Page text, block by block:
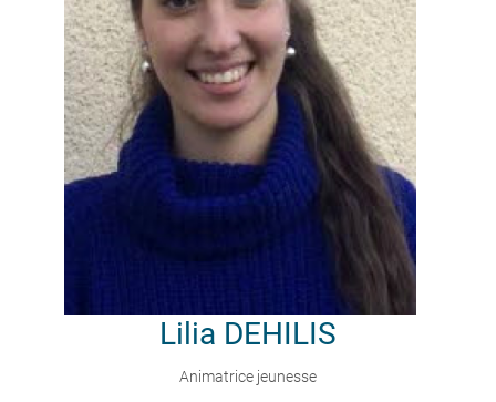
Lilia DEHILIS
Animatrice jeunesse